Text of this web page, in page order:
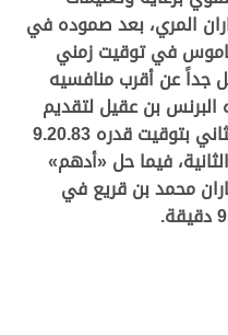
المري، بعد صموده في
في توقيت زمني
ضئيل جداً عن أقرب منافسيه
البرنس بن عقيل لتقديم
أداء مميز إلا أنه حل في المركز الثاني بتوقيت قدره 9.20.83
فيما حل «أدهم»
محمد بن قريع في